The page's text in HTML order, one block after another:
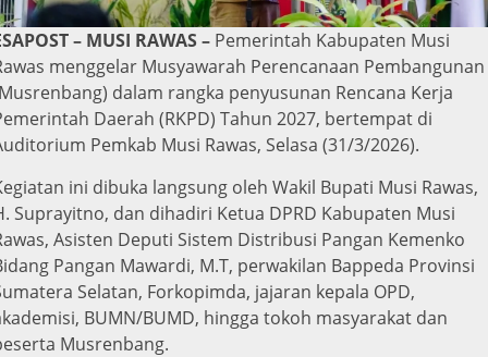
– MUSI RAWAS – Pemerintah Kabupaten Musi
menggelar Musyawarah Perencanaan Pembangunan
dalam rangka penyusunan Rencana Kerja
Daerah (RKPD) Tahun 2027, bertempat di
Pemkab Musi Rawas, Selasa (31/3/2026).
ini dibuka langsung oleh Wakil Bupati Musi Rawas,
Suprayitno, dan dihadiri Ketua DPRD Kabupaten Musi
Asisten Deputi Sistem Distribusi Pangan Kemenko
Pangan Mawardi, M.T, perwakilan Bappeda Provinsi
Selatan, Forkopimda, jajaran kepala OPD,
BUMN/BUMD, hingga tokoh masyarakat dan
Musrenbang.